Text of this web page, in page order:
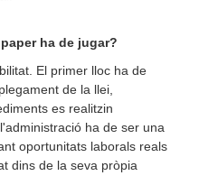
ha de jugar?
El primer lloc ha de
de la llei,
es realitzin
ha de ser una
oportunitats laborals reals
dins de la seva pròpia